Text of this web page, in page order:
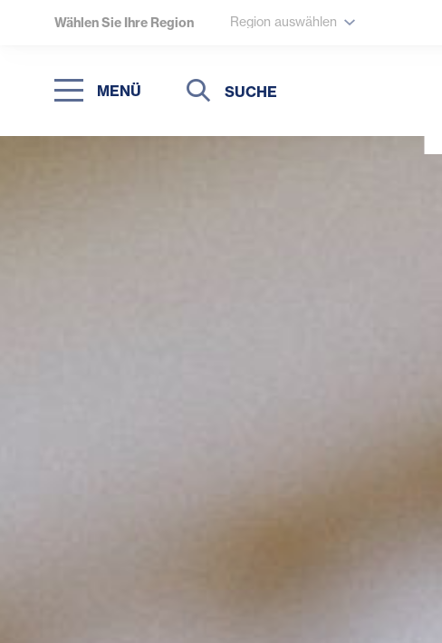
Wählen Sie Ihre Region Region auswählen
MENÜ
Suche
Suche